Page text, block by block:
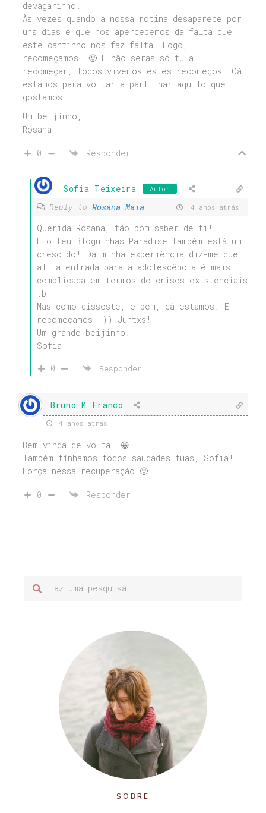
devagarinho.
Às vezes quando a nossa rotina desaparece por
uns dias é que nos apercebemos da falta que
este cantinho nos faz falta. Logo,
recomeçamos! 🙂 E não serás só tu a
recomeçar, todos vivemos estes recomeços. Cá
estamos para voltar a partilhar aquilo que
gostamos.
Um beijinho,
Rosana
0 Responder
Sofia Teixeira Autor
Reply to Rosana Maia 4 anos atrás
Querida Rosana, tão bom saber de ti!
E o teu Bloguinhas Paradise também está um
crescido! Da minha experiência diz-me que
ali a entrada para a adolescência é mais
complicada em termos de crises existenciais
:b
Mas como disseste, e bem, cá estamos! E
recomeçamos :)) Juntxs!
Um grande beijinho!
Sofia
0
Responder
Bruno M Franco
4 anos atrás
Bem vinda de volta! 😀
Também tínhamos todos saudades tuas, Sofia!
Força nessa recuperação 🙂
0 Responder
SOBRE